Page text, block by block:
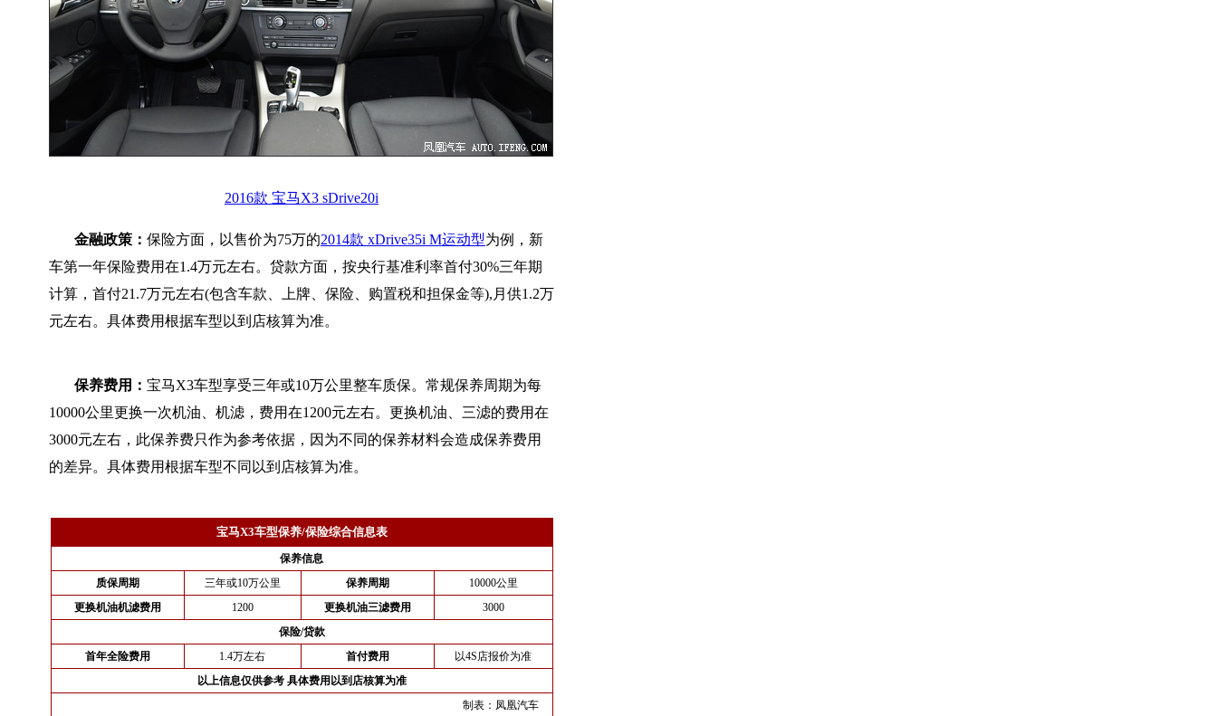
2016款 宝马X3 sDrive20i
金融政策： 保险方面，以售价为75万的2014款 xDrive35i M运动型为例，新
车第一年保险费用在1.4万元左右。贷款方面，按央行基准利率首付30%三年期
计算，首付21.7万元左右(包含车款、上牌、保险、购置税和担保金等),月供1.2万
元左右。具体费用根据车型以到店核算为准。
保养费用： 宝马X3车型享受三年或10万公里整车质保。常规保养周期为每
10000公里更换一次机油、机滤，费用在1200元左右。更换机油、三滤的费用在
3000元左右，此保养费只作为参考依据，因为不同的保养材料会造成保养费用
的差异。具体费用根据车型不同以到店核算为准。
宝马X3车型保养/保险综合信息表
保养信息
质保周期
三年或10万公里 保养周期
10000公里
更换机油机滤费用
1200 更换机油三滤费用
3000
保险/贷款
首年全险费用
1.4万左右 首付费用
以4S店报价为准
以上信息仅供参考 具体费用以到店核算为准
制表： 凤凰汽车